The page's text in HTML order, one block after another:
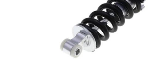
Spaß und Erfolg beim Sportausrüstung!